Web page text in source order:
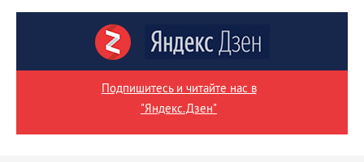
Подпишитесь и читайте нас в
"Яндекс.Дзен"